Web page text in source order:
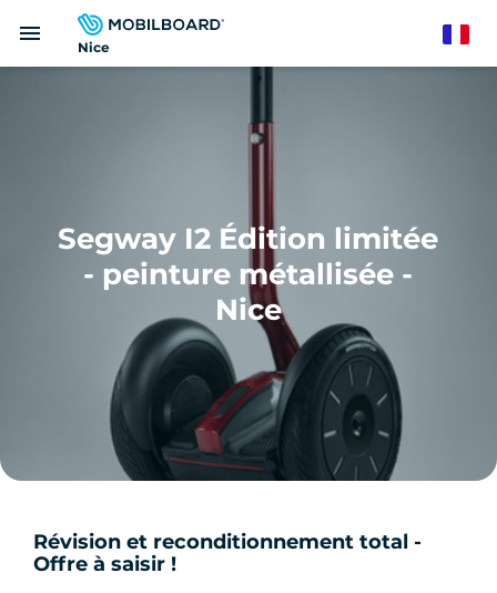
Nice
menu
Segway I2 Édition limitée
- peinture métallisée -
Nice
Révision et reconditionnement total -
Offre à saisir !